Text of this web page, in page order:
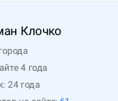
Клочко
4 года
24 года